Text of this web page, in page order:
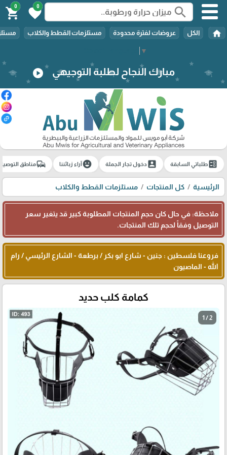
▼
search
0
favorite
0
shopping_cart
home الكل عروضات لفترة محدودة مستلزمات القطط والكلاب
مبارك النجاح لطلبة التوجيهي play_circle
ballotطلباتي السابقة account_boxدخول تجار الجملة emoji_emotionsآراء زبائننا commuteمناطق
الرئيسية كل المنتجات مستلزمات القطط والكلاب
ملاحظة: في حال كان حجم المنتجات المطلوبة كبير قد يتغير سعر
التوصيل وفقاً لحجم تلك المنتجات.
فروعنا فلسطين : جنين - شارع ابو بكر / برطعة - الشارع الرئيسي / رام
الله - الماصيون
كمامة كلب حديد
1 / 2